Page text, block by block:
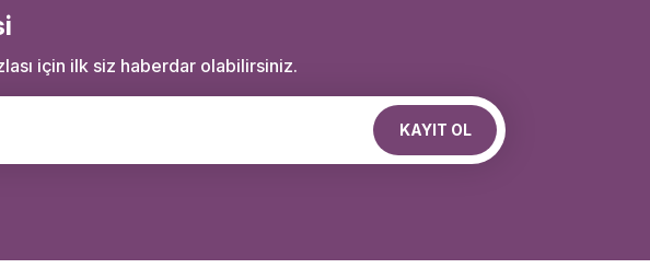
için ilk siz haberdar olabilirsiniz.
KAYIT OL